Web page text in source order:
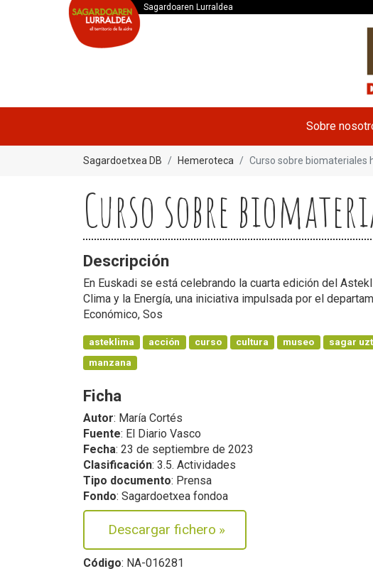
Sagardoaren Lurraldea
Sobre
Sagardoetxea DB Hemeroteca Curso sobre biomateriales
Curso sobre
Descripción
En Euskadi se está celebrando la cuarta edición del
Clima y la Energía, una iniciativa impulsada por el
Económico, Sos
asteklima acción curso cultura museo sagar
manzana
Ficha
Autor: María Cortés
Fuente: El Diario Vasco
Fecha: 23 de septiembre de 2023
Clasificación: 3.5. Actividades
Tipo documento: Prensa
Fondo: Sagardoetxea fondoa
Descargar fichero »
Código: NA-016281